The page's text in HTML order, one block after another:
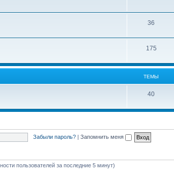
36
175
ТЕМЫ
40
Забыли пароль? | Запомнить меня
пользователей за последние 5 минут)